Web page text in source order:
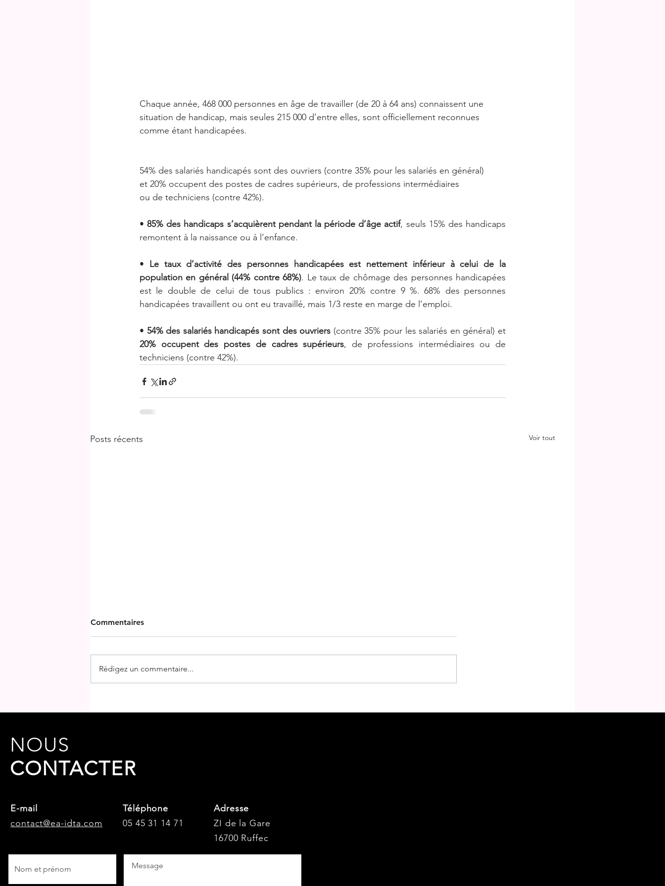
Chaque année, 468 000 personnes en âge de travailler (de 20 à 64 ans) connaissent une
situation de handicap, mais seules 215 000 d’entre elles, sont officiellement reconnues
comme étant handicapées.
54% des salariés handicapés sont des ouvriers (contre 35% pour les salariés en général)
et 20% occupent des postes de cadres supérieurs, de professions intermédiaires
ou de techniciens (contre 42%).
• 85% des handicaps s’acquièrent pendant la période d’âge actif, seuls 15% des handicaps
remontent à la naissance ou à l’enfance.
•
Le taux d’activité des personnes handicapées est nettement inférieur à celui de la
population en général (44% contre 68%). Le taux de chômage des personnes handicapées
est le double de celui de tous publics : environ 20% contre 9 %. 68% des personnes
handicapées travaillent ou ont eu travaillé, mais 1/3 reste en marge de l’emploi.
• 54% des salariés handicapés sont des ouvriers
20% occupent des postes de cadres supérieurs, de professions intermédiaires ou de
techniciens (contre 42%).
Posts récents Voir tout
Commentaires
Rédigez un commentaire...
NOUS
CONTACTER
E-mail
contact@ea-idta.com
Téléphone
05 45 31 14 71
Adresse
ZI de la Gare
16700 Ruffec